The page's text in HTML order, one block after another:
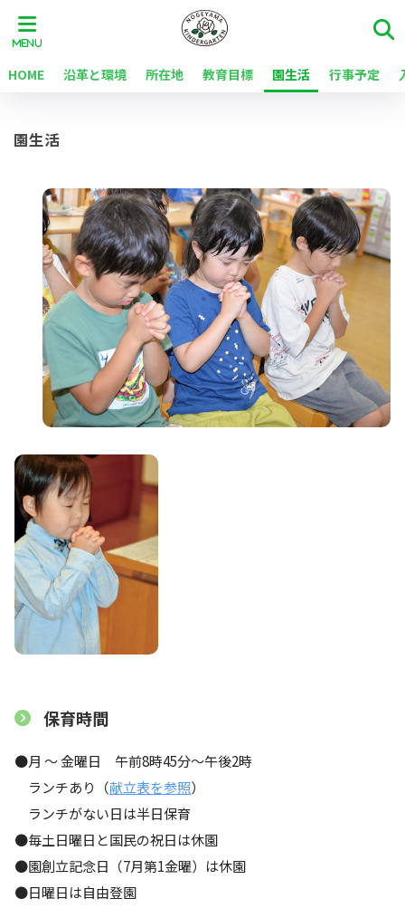
HOME 沿革と環境 所在地 教育目標 園生活 行事予定
園生活
保育時間
●月 ～ 金曜日 午前8時45分〜午後2時
ランチあり（献立表を参照）
ランチがない日は半日保育
●毎土日曜日と国民の祝日は休園
●園創立記念日（7月第1金曜）は休園
●日曜日は自由登園